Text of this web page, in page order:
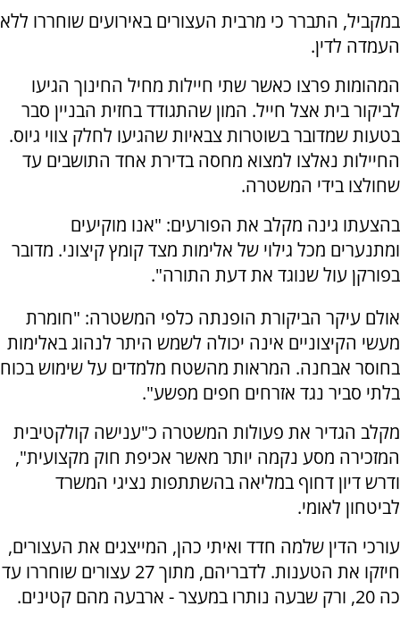
במקביל, התברר כי מרבית העצורים באירועים שוחררו ללא
העמדה לדין.
המהומות פרצו כאשר שתי חיילות מחיל החינוך הגיעו
לביקור בית אצל חייל. המון שהתגודד בחזית הבניין סבר
בטעות שמדובר בשוטרות צבאיות שהגיעו לחלק צווי גיוס.
החיילות נאלצו למצוא מחסה בדירת אחד התושבים עד
שחולצו בידי המשטרה.
בהצעתו גינה מקלב את הפורעים: "אנו מוקיעים
ומתנערים מכל גילוי של אלימות מצד קומץ קיצוני. מדובר
בפורקן עול שנוגד את דעת התורה".
אולם עיקר הביקורת הופנתה כלפי המשטרה: "חומרת
מעשי הקיצוניים אינה יכולה לשמש היתר לנהוג באלימות
בחוסר אבחנה. המראות מהשטח מלמדים על שימוש בכוח
בלתי סביר נגד אזרחים חפים מפשע".
מקלב הגדיר את פעולות המשטרה כ"ענישה קולקטיבית
המזכירה מסע נקמה יותר מאשר אכיפת חוק מקצועית",
ודרש דיון דחוף במליאה בהשתתפות נציגי המשרד
לביטחון לאומי.
עורכי הדין שלמה חדד ואיתי כהן, המייצגים את העצורים,
חיזקו את הטענות. לדבריהם, מתוך 27 עצורים שוחררו עד
כה 20, ורק שבעה נותרו במעצר - ארבעה מהם קטינים.